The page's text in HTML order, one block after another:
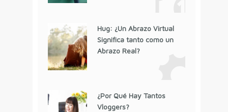
Hug: ¿Un Abrazo Virtual
Significa tanto como un
Abrazo Real?
¿Por Qué Hay Tantos
Vloggers?